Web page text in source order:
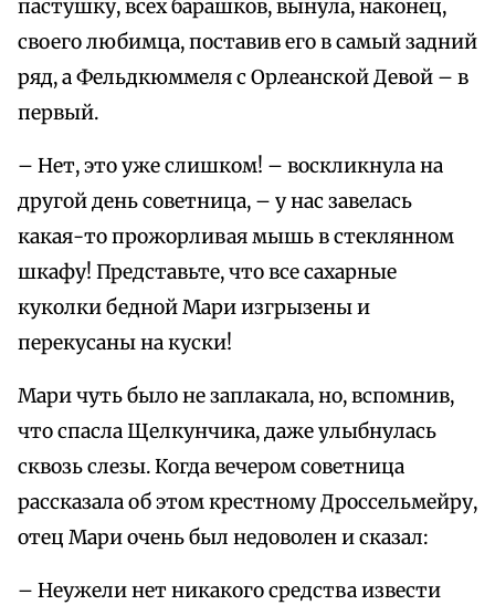
пастушку, всех барашков, вынула, наконец,
своего любимца, поставив его в самый задний
ряд, а Фельдкюммеля с Орлеанской Девой – в
первый.
– Нет, это уже слишком! – воскликнула на
другой день советница, – у нас завелась
какая-то прожорливая мышь в стеклянном
шкафу! Представьте, что все сахарные
куколки бедной Мари изгрызены и
перекусаны на куски!
Мари чуть было не заплакала, но, вспомнив,
что спасла Щелкунчика, даже улыбнулась
сквозь слезы. Когда вечером советница
рассказала об этом крестному Дроссельмейру,
отец Мари очень был недоволен и сказал:
– Неужели нет никакого средства извести